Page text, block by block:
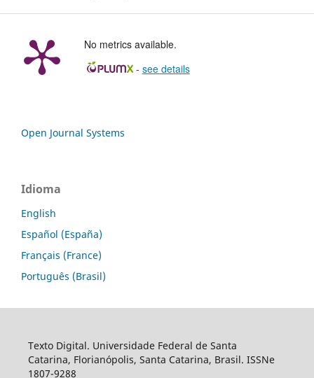
No metrics available.
- see details
Open Journal Systems
Idioma
English
Español (España)
Français (France)
Português (Brasil)
Texto Digital. Universidade Federal de Santa
Catarina, Florianópolis, Santa Catarina, Brasil. ISSNe
1807-9288